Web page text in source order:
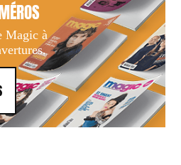
Magic à